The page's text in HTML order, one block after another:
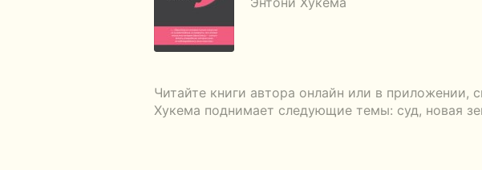
Читайте книги автора онлайн или в приложении,
Хукема поднимает следующие темы: суд, новая